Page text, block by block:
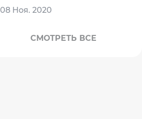
08 Ноя. 2020
СМОТРЕТЬ ВСЕ